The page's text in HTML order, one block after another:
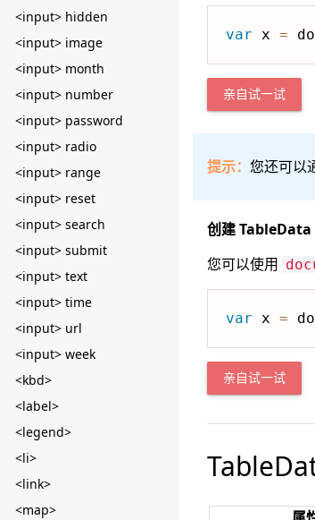
<input> hidden
<input> image
<input> month
<input> number
<input> password
<input> radio
<input> range
<input> reset
<input> search
<input> submit
<input> text
<input> time
<input> url
<input> week
<kbd>
<label>
<legend>
<li>
<link>
<map>
var x =
亲自试一试
提示： 您还可以
创建 TableData
您可以使用
var x =
亲自试一试